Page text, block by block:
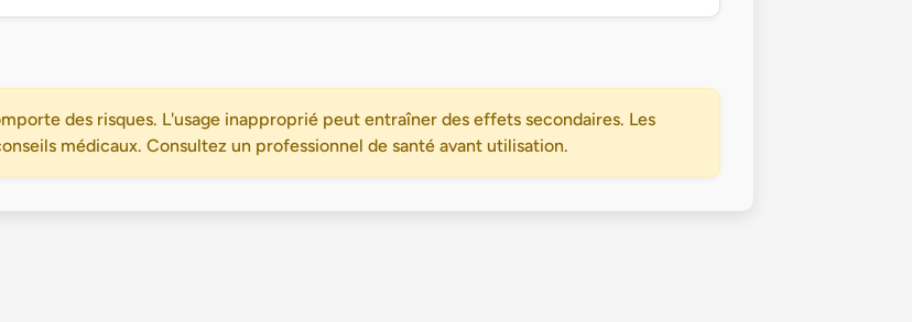
des risques. L'usage inapproprié peut entraîner des effets secondaires. Les
médicaux. Consultez un professionnel de santé avant utilisation.